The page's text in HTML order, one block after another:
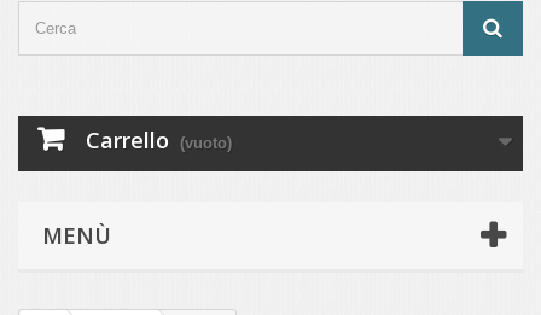
Carrello (vuoto)
MENÙ